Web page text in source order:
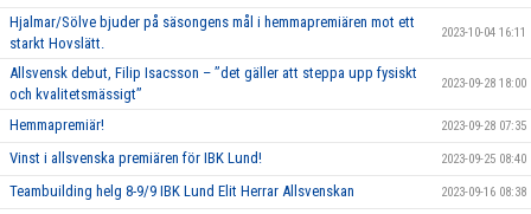
Hjalmar/Sölve bjuder på säsongens mål i hemmapremiären mot ett
starkt Hovslätt.
2023-10-04 16:11
Allsvensk debut, Filip Isacsson – ’’det gäller att steppa upp fysiskt
och kvalitetsmässigt’’
2023-09-28 18:00
Hemmapremiär! 2023-09-28 07:35
Vinst i allsvenska premiären för IBK Lund! 2023-09-25 08:40
Teambuilding helg 8-9/9 IBK Lund Elit Herrar Allsvenskan 2023-09-16 08:38